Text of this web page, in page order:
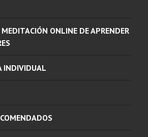
MEDITACIÓN ONLINE DE APRENDER
INDIVIDUAL